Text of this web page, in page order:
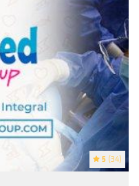
5 (34)